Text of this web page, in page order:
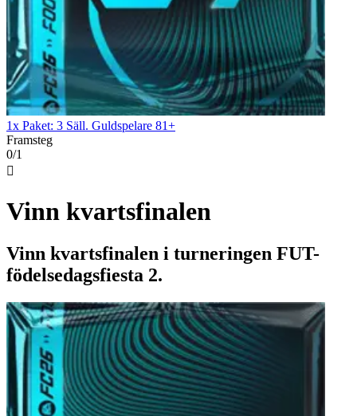
1x Paket: 3 Säll. Guldspelare 81+
Framsteg
0/1

Vinn kvartsfinalen
Vinn kvartsfinalen i turneringen FUT-
födelsedagsfiesta 2.